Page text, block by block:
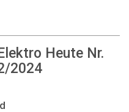
Heute Nr.
2024